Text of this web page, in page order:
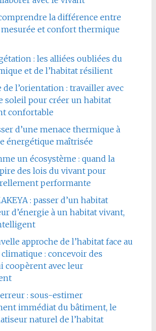
la différence entre
et confort thermique
: les alliées oubliées du
et de l’habitat résilient
de l’orientation : travailler avec
soleil pour créer un habitat
confortable
d’une menace thermique à
énergétique maîtrisée
un écosystème : quand la
des lois du vivant pour
performante
: passer d’un habitat
d’énergie à un habitat vivant,
approche de l’habitat face au
: concevoir des
coopèrent avec leur
: sous-estimer
immédiat du bâtiment, le
naturel de l’habitat